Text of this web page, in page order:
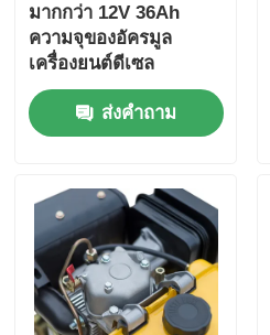
มากกว่า 12V 36Ah
ความจุของอัครมูล
เครื่องยนต์ดีเซล
อุตสาหกรรม ให้มิติรวม
420×440×495 มม สําห
รับพลังงานอุตสาหกรรม
ส่งคำถาม